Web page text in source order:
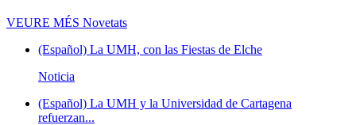
VEURE MÉS Novetats
(Español) La UMH, con las Fiestas de Elche
Noticia
(Español) La UMH y la Universidad de Cartagena
refuerzan...